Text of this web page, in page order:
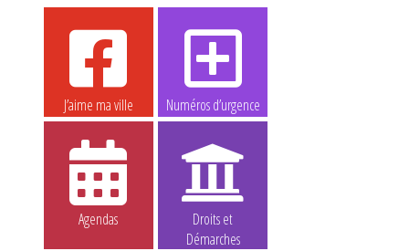
J’aime ma ville Numéros d’urgence
Agendas
Droits et
Démarches